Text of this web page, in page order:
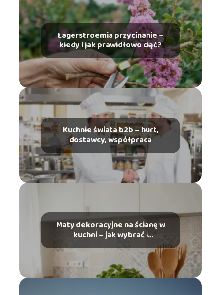
Lagerstroemia przycinanie –
kiedy i jak prawidłowo ciąć?
Kuchnie świata b2b – hurt,
dostawcy, współpraca
Maty dekoracyjne na ścianę w
kuchni – jak wybrać i
zamontować?